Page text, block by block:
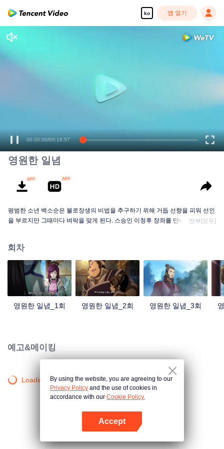
ko 앱 열기
00:00:00/00:18:57
영원한 일념
평범한 소년 백소순은 불로장생의 비법을 추구하기 위해 거듭 선향을 피워 선인
을 부르지만 그때마다 벼락을 맞게 된다. 스승인 이청후 장좌를 만나고 나서야...
전부[모두]
회차
영원한 일념_1회 영원한 일념_2회 영원한 일념_3회
예고&메이킹
Loading…By using the website, you are agreeing to our
Privacy Policy and the use of cookies in
accordance with our Cookie Policy.
Accept